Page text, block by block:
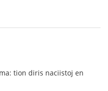
tion diris naciistoj en